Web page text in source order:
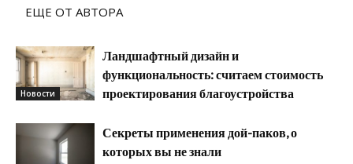
ЕЩЕ ОТ АВТОРА
Новости
Ландшафтный дизайн и
функциональность: считаем стоимость
проектирования благоустройства
Секреты применения дой-паков, о
которых вы не знали